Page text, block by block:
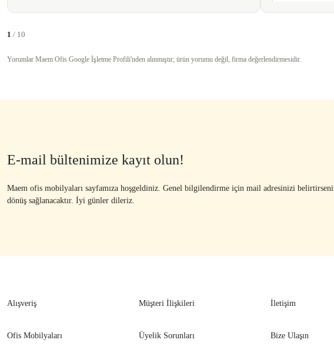
1 / 10
Yorumlar Maem Ofis Google İşletme Profili'nden alınmıştır; ürün yorumu değil, firma değerlendirmesidir.
E-mail bültenimize kayıt olun!
Maem ofis mobilyaları sayfamıza hoşgeldiniz. Genel bilgilendirme için mail adresinizi
dönüş sağlanacaktır. İyi günler dileriz.
Alışveriş
Ofis Mobilyaları
Müşteri İlişkileri
Üyelik Sorunları
İletişim
Bize Ulaşın